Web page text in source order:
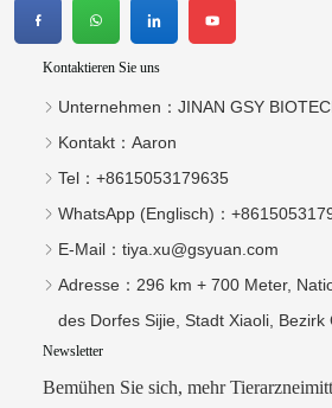
Kontaktieren Sie uns
Unternehmen： JINAN GSY
Kontakt： Aaron
Tel： +8615053179635‬
WhatsApp (Englisch)：
E-Mail： tiya.xu@gsyuan.com
Adresse： 296 km + 700 Meter,
des Dorfes Sijie, Stadt Xiaoli,
Newsletter
Bemühen Sie sich, mehr